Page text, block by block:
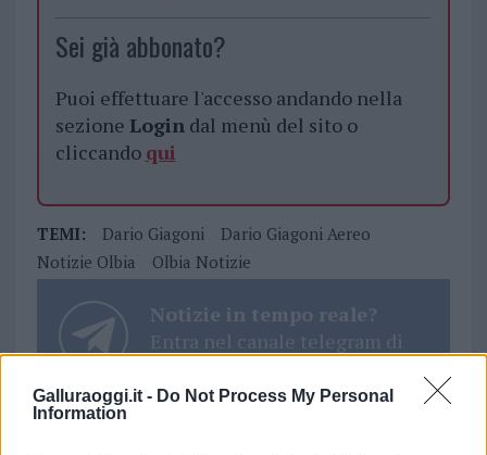
Galluraoggi.it - Do Not Process My Personal
Information
Sei già abbonato?
Puoi effettuare l'accesso andando nella
sezione Logindal menù del sito o
cliccando qui
TEMI: Dario Giagoni
Dario Giagoni Aereo
Notizie Olbia
Olbia Notizie
Notizie in tempo reale?
Entra nel canale telegram di